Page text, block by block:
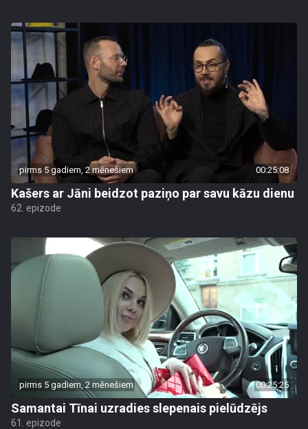
pirms 5 gadiem, 2 mēnešiem 00:25:08
Kašers ar Jāni beidzot paziņo par savu kāzu dienu
62. epizode
pirms 5 gadiem, 2 mēnešiem 00:25:25
Samantai Tīnai uzradies slepenais pielūdzējs
61. epizode